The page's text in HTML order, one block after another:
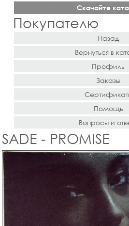
Скачайте
Покупателю
Назад
Вернуться в
Профиль
Заказы
Помощь
Вопросы и
SADE - PROMISE